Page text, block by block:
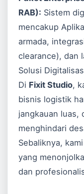
RAB): Sistem
mencakup
armada,
clearance), dan
Solusi
Di Fixit Studio,
bisnis logistik
jangkauan luas,
menghindari
Sebaliknya,
yang
dan